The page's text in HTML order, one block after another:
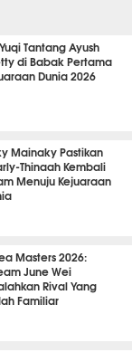
Tantang Ayush
di Babak Pertama
Dunia 2026
Mainaky Pastikan
Thinaah Kembali
Menuju Kejuaraan
Masters 2026:
June Wei
Rival Yang
Familiar